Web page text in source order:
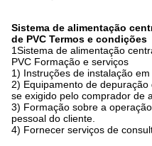
Sistema de alimentação
de PVC Termos e condições
1Sistema de alimentação
PVC Formação e serviços
1) Instruções de instalação
2) Equipamento de
se exigido pelo comprador de
3) Formação sobre a
pessoal do cliente.
4) Fornecer serviços de